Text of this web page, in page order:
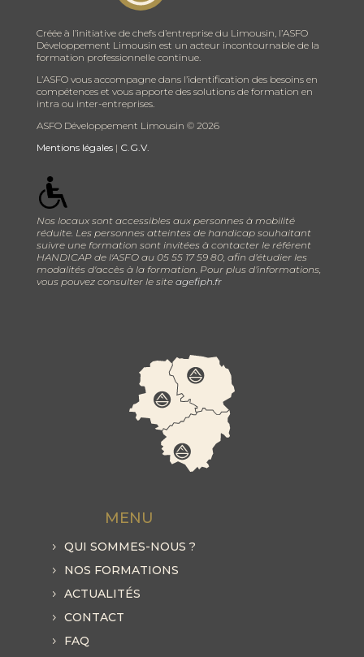
Créée à l’initiative de chefs d’entreprise du Limousin, l’ASFO
Développement Limousin est un acteur incontournable de la
formation professionnelle continue.
L’ASFO vous accompagne dans l’identification des besoins en
compétences et vous apporte des solutions de formation en
intra ou inter-entreprises.
ASFO Développement Limousin © 2026
Mentions légales| C.G.V.
Nos locaux sont accessibles aux personnes à mobilité
réduite. Les personnes atteintes de handicap souhaitant
suivre une formation sont invitées à contacter le référent
HANDICAP de l'ASFO au 05 55 17 59 80, afin d’étudier les
modalités d'accès à la formation. Pour plus d’informations,
vous pouvez consulter le site agefiph.fr
MENU
QUI SOMMES-NOUS ?
NOS FORMATIONS
ACTUALITÉS
CONTACT
FAQ